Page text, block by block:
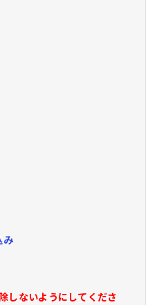
み
しないようにしてくださ